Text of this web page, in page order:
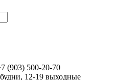
(903) 500-20-70
12-19 выходные